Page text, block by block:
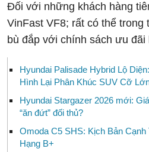
Đối với những khách hàng
VinFast VF8; rất có thể
bù đắp với chính sách ưu đãi
Hyundai Palisade Hybrid Lộ
Hình Lại Phân Khúc SUV Cỡ
Hyundai Stargazer 2026 mới:
“ăn đứt” đối thủ?
Omoda C5 SHS: Kịch Bản
Hạng B+